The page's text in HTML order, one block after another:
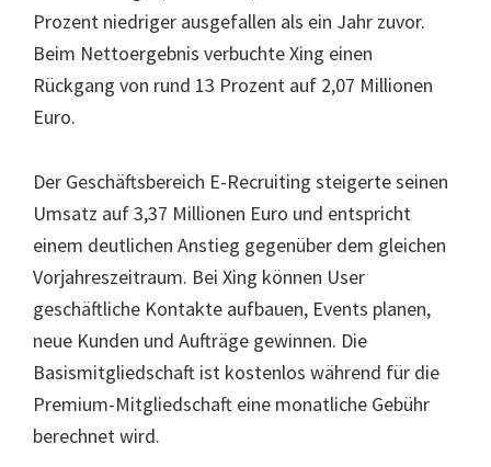
Prozent niedriger ausgefallen als ein Jahr zuvor.
Beim Nettoergebnis verbuchte Xing einen
Rückgang von rund 13 Prozent auf 2,07 Millionen
Euro.
Der Geschäftsbereich E-Recruiting steigerte seinen
Umsatz auf 3,37 Millionen Euro und entspricht
einem deutlichen Anstieg gegenüber dem gleichen
Vorjahreszeitraum. Bei Xing können User
geschäftliche Kontakte aufbauen, Events planen,
neue Kunden und Aufträge gewinnen. Die
Basismitgliedschaft ist kostenlos während für die
Premium-Mitgliedschaft eine monatliche Gebühr
berechnet wird.